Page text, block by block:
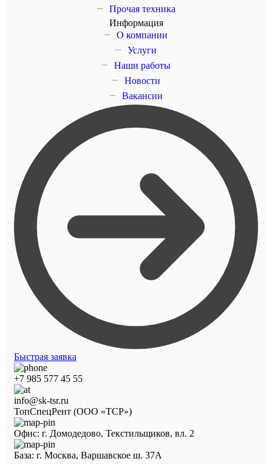
Прочая техника
Информация
О компании
Услуги
Наши работы
Новости
Вакансии
Быстрая заявка
+7 985 577 45 55
info@sk-tsr.ru
ТопСпецРент (ООО «ТСР»)
Офис: г. Домодедово, Текстильщиков, вл. 2
База: г. Москва, Варшавское ш. 37А